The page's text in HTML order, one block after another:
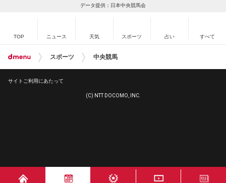
データ提供：日本中央競馬会
TOP ニュース 天気 スポーツ 占い すべて
スポーツ 中央競馬
サイトご利用にあたって
(C) NTT DOCOMO, INC.